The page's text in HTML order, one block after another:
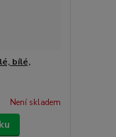
bílé,
Není skladem